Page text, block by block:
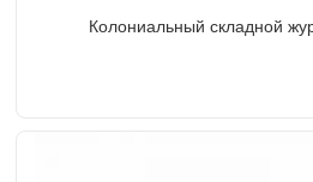
Колониальный складной